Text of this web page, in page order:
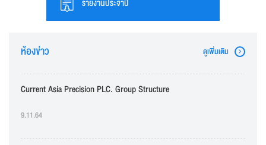
รายงานประจำปี
ห้องข่าว ดูเพิ่มเติม
Operating Result Quarter 2 Ending 30 Jun 2020
9.11.64